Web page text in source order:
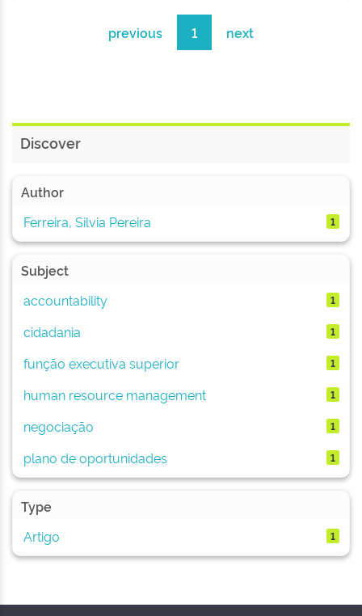
previous 1 next
Discover
Author
Ferreira, Silvia Pereira
1
Subject
accountability
1
cidadania 1
função executiva superior 1
human resource management 1
negociação 1
plano de oportunidades 1
Type
Artigo
1